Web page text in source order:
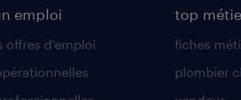
emploi
offres d'emploi
top
fiches
plombier